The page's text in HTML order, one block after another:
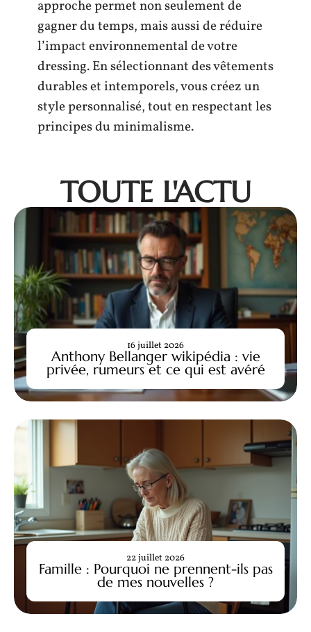
approche permet non seulement de
gagner du temps, mais aussi de réduire
l’impact environnemental de votre
dressing. En sélectionnant des vêtements
durables et intemporels, vous créez un
style personnalisé, tout en respectant les
principes du minimalisme.
TOUTE L'ACTU
Anthony Bellanger wikipédia : vie
privée, rumeurs et ce qui est avéré
16 juillet 2026
Famille : Pourquoi ne prennent-ils pas
de mes nouvelles ?
22 juillet 2026